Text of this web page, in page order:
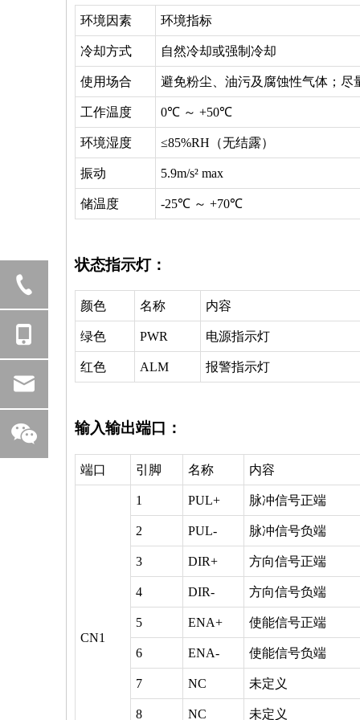
环境因素 环境指标
冷却方式 自然冷却或强制冷却
使用场合 避免粉尘、油污及腐蚀性气体；
工作温度 0℃ ～ +50℃
环境湿度 ≤85%RH（无结露）
振动 5.9m/s² max
储温度 -25℃ ～ +70℃
状态指示灯：
颜色 名称 内容
绿色 PWR 电源指示灯
红色 ALM 报警指示灯
输入输出端口：
端口 引脚 名称 内容
CN1
1 PUL+ 脉冲信号正端
2 PUL- 脉冲信号负端
3 DIR+ 方向信号正端
4 DIR- 方向信号负端
5 ENA+ 使能信号正端
6 ENA- 使能信号负端
7 NC 未定义
8 NC 未定义